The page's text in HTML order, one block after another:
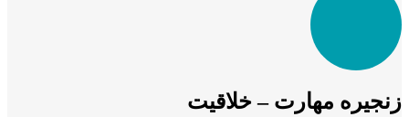
زنجیره مهارت – خلاقیت